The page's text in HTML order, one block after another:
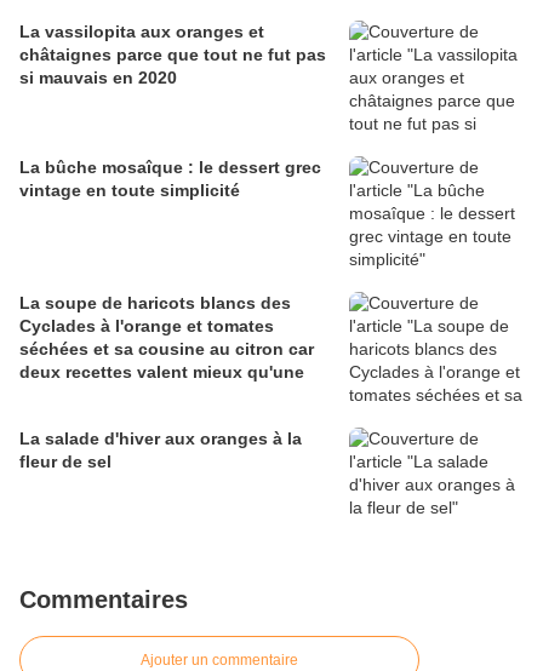
La vassilopita aux oranges et
châtaignes parce que tout ne fut pas
si mauvais en 2020
La bûche mosaîque : le dessert grec
vintage en toute simplicité
La soupe de haricots blancs des
Cyclades à l'orange et tomates
séchées et sa cousine au citron car
deux recettes valent mieux qu'une
La salade d'hiver aux oranges à la
fleur de sel
Commentaires
Ajouter un commentaire